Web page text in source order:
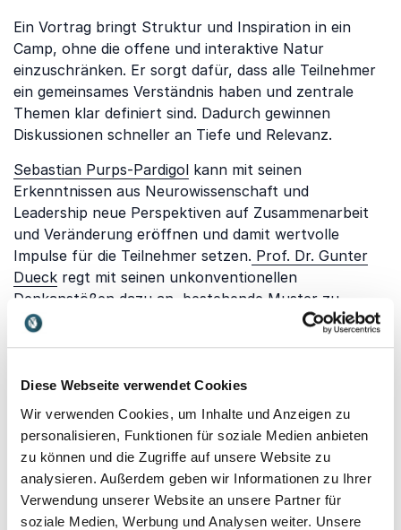
Diese Webseite verwendet Cookies
Wir verwenden Cookies, um Inhalte und Anzeigen zu
personalisieren, Funktionen für soziale Medien anbieten
zu können und die Zugriffe auf unsere Website zu
analysieren. Außerdem geben wir Informationen zu Ihrer
Verwendung unserer Website an unsere Partner für
soziale Medien, Werbung und Analysen weiter. Unsere
Ein Vortrag bringt Struktur und Inspiration in ein
Camp, ohne die offene und interaktive Natur
einzuschränken. Er sorgt dafür, dass alle Teilnehmer
ein gemeinsames Verständnis haben und zentrale
Themen klar definiert sind. Dadurch gewinnen
Diskussionen schneller an Tiefe und Relevanz.
Sebastian Purps-Pardigol kann mit seinen
Erkenntnissen aus Neurowissenschaft und
Leadership neue Perspektiven auf Zusammenarbeit
und Veränderung eröffnen und damit wertvolle
Impulse für die Teilnehmer setzen. Prof. Dr. Gunter
Dueck regt mit seinen unkonventionellen
Denkanstößen dazu an, bestehende Muster zu
hinterfragen und innovative Ideen zu entwickeln –
Impulse ein, die den Austausch beleben und die
Teilnehmer aktiv einbinden.
Gleichzeitig steigert ein professioneller Vortrag die
Qualität des gesamten Events, da er Orientierung
bietet und neue Perspektiven eröffnet. Teilnehmer
nehmen nicht nur Eindrücke, sondern konkrete